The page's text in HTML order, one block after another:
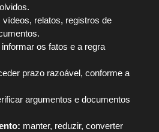
vídeos, relatos, registros de
informar os fatos e a regra
prazo razoável, conforme a
argumentos e documentos
manter, reduzir, converter